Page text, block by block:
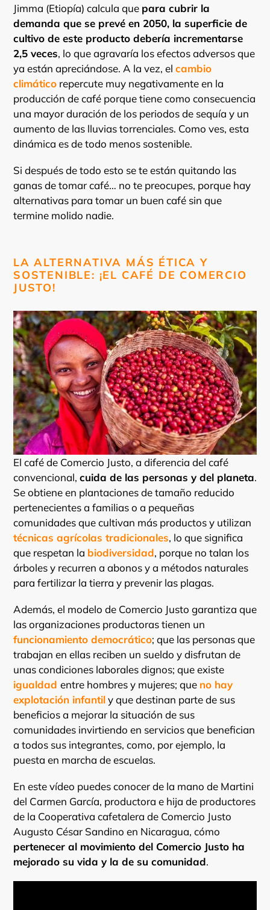
Jimma (Etiopía) calcula que para cubrir la
demanda que se prevé en 2050, la superficie de
cultivo de este producto debería incrementarse
2,5 veces, lo que agravaría los efectos adversos que
ya están apreciándose. A la vez, el cambio
climático repercute muy negativamente en la
producción de café porque tiene como consecuencia
una mayor duración de los periodos de sequía y un
aumento de las lluvias torrenciales. Como ves, esta
dinámica es de todo menos sostenible.
Si después de todo esto se te están quitando las
ganas de tomar café… no te preocupes, porque hay
alternativas para tomar un buen café sin que
termine molido nadie.
LA ALTERNATIVA MÁS ÉTICA Y
SOSTENIBLE: ¡EL CAFÉ DE COMERCIO
JUSTO!
El café de Comercio Justo, a diferencia del café
convencional, cuida de las personas y del planeta.
Se obtiene en plantaciones de tamaño reducido
pertenecientes a familias o a pequeñas
comunidades que cultivan más productos y utilizan
técnicas agrícolas tradicionales, lo que significa
que respetan la biodiversidad, porque no talan los
árboles y recurren a abonos y a métodos naturales
para fertilizar la tierra y prevenir las plagas.
Además, el modelo de Comercio Justo garantiza que
las organizaciones productoras tienen un
funcionamiento democrático; que las personas que
trabajan en ellas reciben un sueldo y disfrutan de
unas condiciones laborales dignos; que existe
igualdad entre hombres y mujeres; que no hay
explotación infantily que destinan parte de sus
beneficios a mejorar la situación de sus
comunidades invirtiendo en servicios que benefician
a todos sus integrantes, como, por ejemplo, la
puesta en marcha de escuelas.
En este vídeo puedes conocer de la mano de Martini
del Carmen García, productora e hija de productores
de la Cooperativa cafetalera de Comercio Justo
Augusto César Sandino en Nicaragua, cómo
pertenecer al movimiento del Comercio Justo ha
mejorado su vida y la de su comunidad.